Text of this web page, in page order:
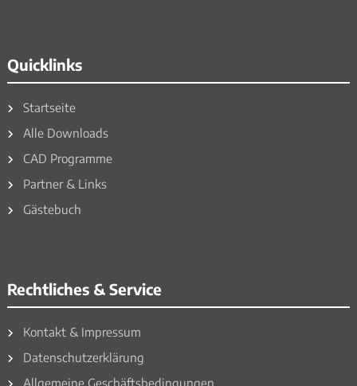
Quicklinks
Startseite
Alle Downloads
CAD Programme
Partner & Links
Gästebuch
Rechtliches & Service
Kontakt & Impressum
Datenschutzerklärung
Allgemeine Geschäftsbedingungen